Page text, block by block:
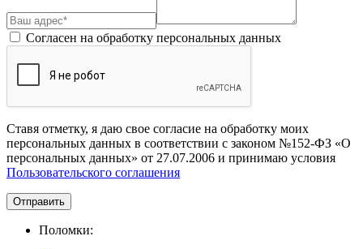
Согласен на обработку персональных данных
Ставя отметку, я даю свое согласие на обработку моих
персональных данных в соответствии с законом №152-ФЗ «О
персональных данных» от 27.07.2006 и принимаю условия
Пользовательского соглашения
Отправить
Поломки: